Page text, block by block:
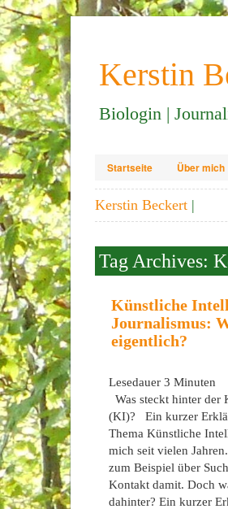
Kerstin
Biologin |
Startseite Über mich
Kerstin Beckert |
Tag Archives:
Künstliche
Journalismus:
eigentlich?
Lesedauer 3 Minuten
Was steckt hinter
(KI)? Ein kurzer
Thema Künstliche
mich seit vielen
zum Beispiel über
Kontakt damit. Doch
dahinter? Ein kurzer